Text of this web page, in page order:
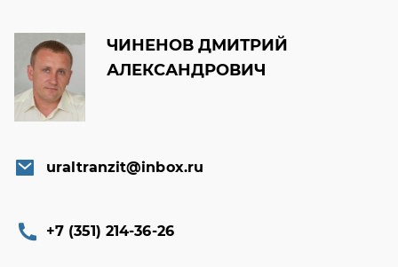
ЧИНЕНОВ ДМИТРИЙ
АЛЕКСАНДРОВИЧ
uraltranzit@inbox.ru
+7 (351) 214-36-26